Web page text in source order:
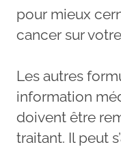
pour mieux
cancer sur votre
Les autres
information
doivent être
traitant. Il peut